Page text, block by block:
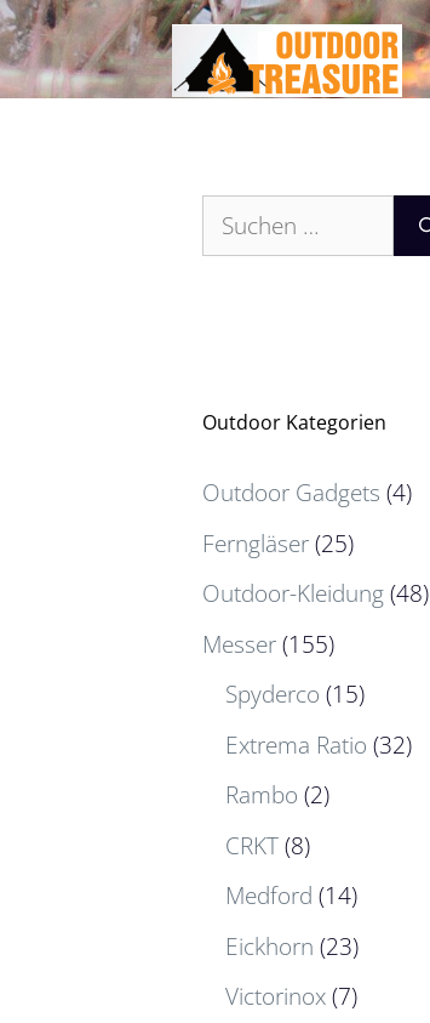
Zum
Inhalt
springen
Suchen
nach:
Outdoor Kategorien
Outdoor Gadgets (4)
Ferngläser(25)
Outdoor-Kleidung(48)
Messer(155)
Spyderco (15)
Extrema Ratio (32)
Rambo (2)
CRKT(8)
Medford (14)
Eickhorn (23)
Victorinox(7)